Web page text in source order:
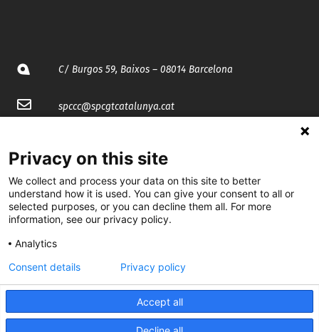
C/ Burgos 59, Baixos – 08014 Barcelona
spccc@spcgtcatalunya.cat
@CGTCatalunya
cgtcatalunya
cgtcatalunya
Desenvolupat per
Privacy on this site
We collect and process your data on this site to better
understand how it is used. You can give your consent to all or
selected purposes, or you can decline them all. For more
information, see our privacy policy.
Analytics
Accept all
Consent details Privacy policy